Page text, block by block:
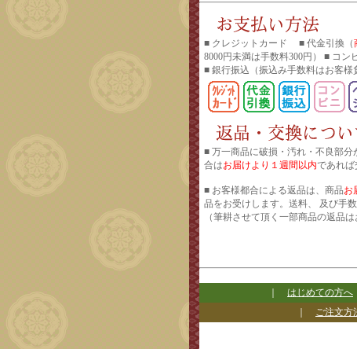
■ クレジットカード ■ 代金引換（
8000円未満は手数料300円） ■ コ
■ 銀行振込 （振込み手数料はお客
■ 万一商品に破損・汚れ・不良部
合はお届けより１週間以内であれば
■ お客様都合による返品は、商品お
品をお受けします。送料、 及び手
（筆耕させて頂く一部商品の返品
はじめての方へ
ご注文方